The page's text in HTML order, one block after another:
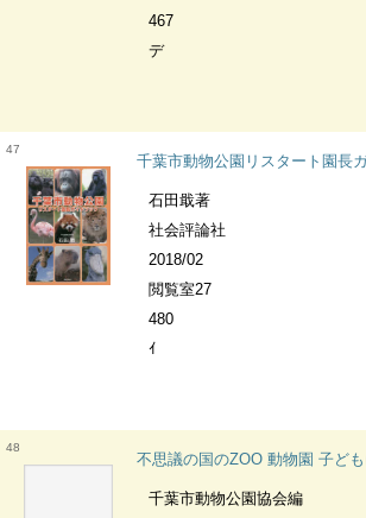
467
デ
47
千葉市動物公園リスタート園長
石田戢著
社会評論社
2018/02
閲覧室27
480
ｲ
48
不思議の国のZOO 動物園 子ど
千葉市動物公園協会編